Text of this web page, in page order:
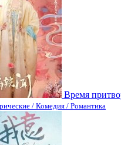
Время
/ Комедия / Романтика